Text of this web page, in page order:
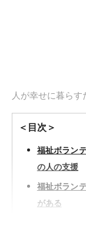
人が幸せに暮ら
＜目次＞
福祉ボラン
の人の支援
福祉ボラン
がある